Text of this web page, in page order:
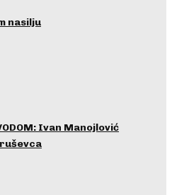
nasilju
Ivan Manojlović